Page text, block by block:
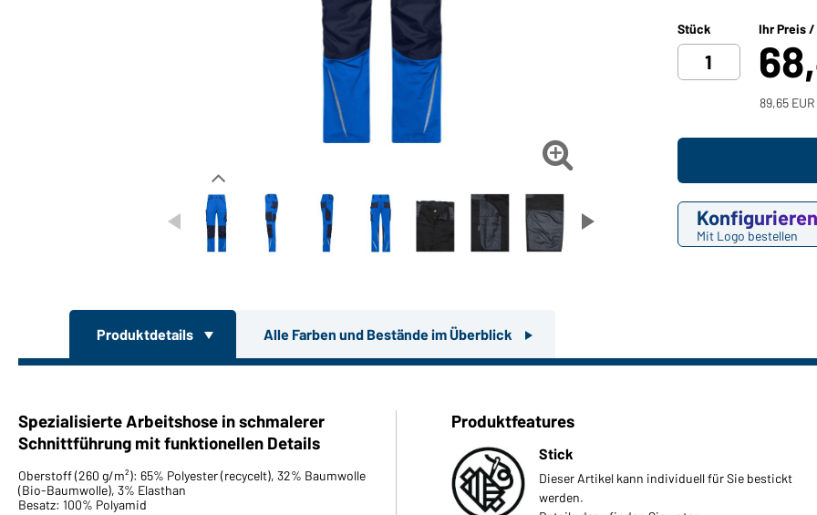

Stück Ihr Preis
89,65
Konfigurieren
Mit Logo bestellen
Produktdetails Alle Farben und Bestände im Überblick
Spezialisierte Arbeitshose in schmalerer
Schnittführung mit funktionellen Details
Oberstoff (260 g/m²): 65% Polyester (recycelt), 32% Baumwolle
(Bio-Baumwolle), 3% Elasthan
Besatz: 100% Polyamid
Produktfeatures
Stick
Dieser Artikel kann individuell für Sie bestickt
werden.